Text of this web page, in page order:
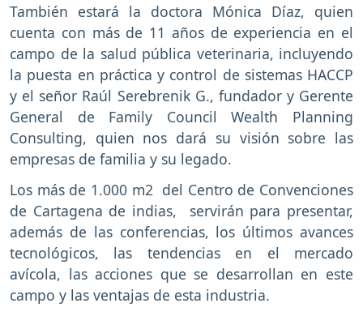
También estará la doctora Mónica Díaz, quien
cuenta con más de 11 años de experiencia en el
campo de la salud pública veterinaria, incluyendo
la puesta en práctica y control de sistemas HACCP
y el señor Raúl Serebrenik G., fundador y Gerente
General de Family Council Wealth Planning
Consulting, quien nos dará su visión sobre las
empresas de familia y su legado.
Los más de 1.000 m2 del Centro de Convenciones
de Cartagena de indias, servirán para presentar,
además de las conferencias, los últimos avances
tecnológicos, las tendencias en el mercado
avícola, las acciones que se desarrollan en este
campo y las ventajas de esta industria.